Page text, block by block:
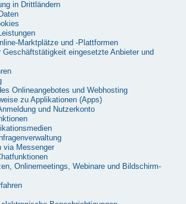
in Drittländern
Marktplätze und -Plattformen
Geschäftstätigkeit eingesetzte Anbieter und
Onlineangebotes und Webhosting
zu Applikationen (Apps)
und Nutzerkonto
via Messenger
Onlinemeetings, Webinare und Bildschirm-